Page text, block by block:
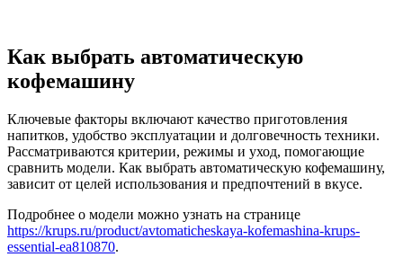
Как выбрать автоматическую
кофемашину
Ключевые факторы включают качество приготовления
напитков, удобство эксплуатации и долговечность техники.
Рассматриваются критерии, режимы и уход, помогающие
сравнить модели. Как выбрать автоматическую кофемашину,
зависит от целей использования и предпочтений в вкусе.
Подробнее о модели можно узнать на странице
https://krups.ru/product/avtomaticheskaya-kofemashina-krups-
essential-ea810870.